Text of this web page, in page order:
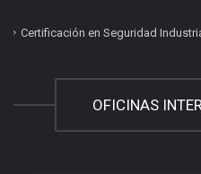
Certificación en Seguridad
OFICINAS